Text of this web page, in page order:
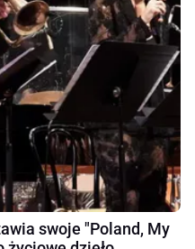
swoje "Poland, My